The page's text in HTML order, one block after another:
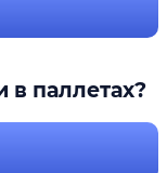
в паллетах?